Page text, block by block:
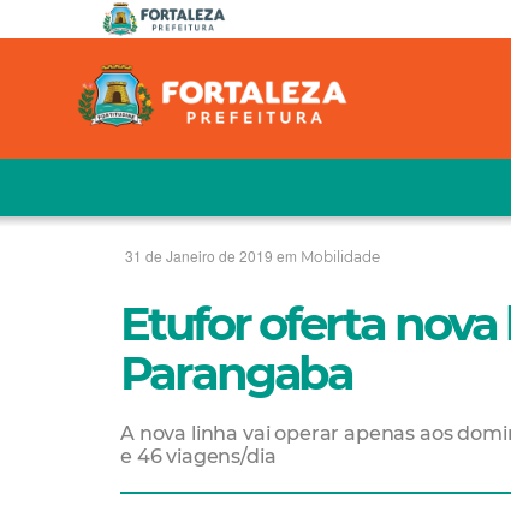
31 de Janeiro de 2019 em Mobilidade
Etufor oferta
Parangaba
A nova linha vai operar apenas aos
e 46 viagens/dia